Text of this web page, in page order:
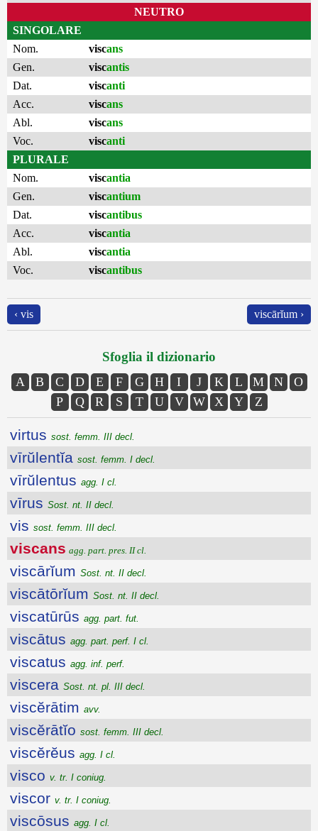
NEUTRO
SINGOLARE
Nom.
viscans
Gen.
viscantis
Dat.
viscanti
Acc.
viscans
Abl.
viscans
Voc.
viscanti
PLURALE
Nom.
viscantia
Gen.
viscantium
Dat.
viscantibus
Acc.
viscantia
Abl.
viscantia
Voc.
viscantibus
‹ vis viscārĭum ›
Sfoglia il dizionario
A B C D E F G H I J K L M N
O
P
Q R S T U V W X Y Z
virtus sost. femm. III decl.
vīrŭlentĭa sost. femm. I decl.
vīrŭlentus agg. I cl.
vīrus Sost. nt. II decl.
vis sost. femm. III decl.
viscans agg. part. pres. II cl.
viscārĭum Sost. nt. II decl.
viscātōrĭum Sost. nt. II decl.
viscatūrūs agg. part. fut.
viscātus agg. part. perf. I cl.
viscatus agg. inf. perf.
viscera Sost. nt. pl. III decl.
viscĕrātim avv.
viscĕrātĭo sost. femm. III decl.
viscĕrĕus agg. I cl.
visco v. tr. I coniug.
viscor v. tr. I coniug.
viscōsus agg. I cl.